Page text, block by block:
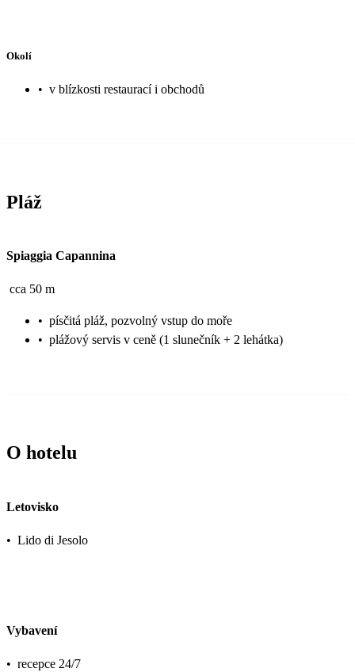
Okolí
• v blízkosti restaurací i obchodů
Pláž
Spiaggia Capannina
cca 50 m
• písčitá pláž, pozvolný vstup do moře
• plážový servis v ceně (1 slunečník + 2 lehátka)
O hotelu
Letovisko
• Lido di Jesolo
Vybavení
• recepce 24/7